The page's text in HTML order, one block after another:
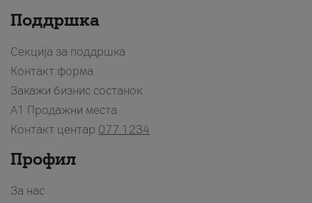
Поддршка
Секција за поддршка
Контакт форма
Закажи бизнис состанок
A1 Продажни места
Контакт центар 077 1234
Профил
За нас